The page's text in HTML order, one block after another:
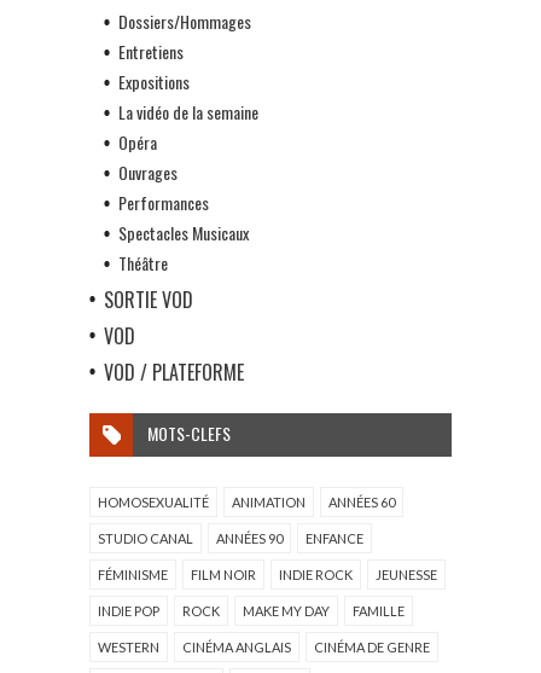
Dossiers/Hommages
Entretiens
Expositions
La vidéo de la semaine
Opéra
Ouvrages
Performances
Spectacles Musicaux
Théâtre
SORTIE VOD
VOD
VOD / PLATEFORME
MOTS-CLEFS
HOMOSEXUALITÉ ANIMATION ANNÉES 60
STUDIO CANAL ANNÉES 90 ENFANCE
FÉMINISME FILM NOIR INDIE ROCK JEUNESSE
INDIE POP ROCK MAKE MY DAY FAMILLE
WESTERN CINÉMA ANGLAIS CINÉMA DE GENRE